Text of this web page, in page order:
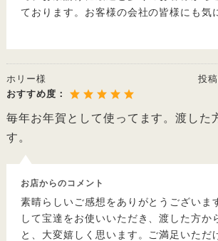
ております。お客様の会社の皆様にも気
ホリー様 投稿
おすすめ度：
毎年お年賀として使ってます。渡した
す。
お店からのコメント
素晴らしいご感想をありがとうございま
して宝達をお使いいただき、渡した方か
と、大変嬉しく思います。ご満足いただ